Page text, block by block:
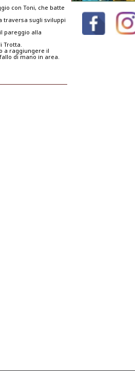
con Toni, che batte
traversa sugli sviluppi
pareggio alla
Trotta.
a raggiungere il
di mano in area.